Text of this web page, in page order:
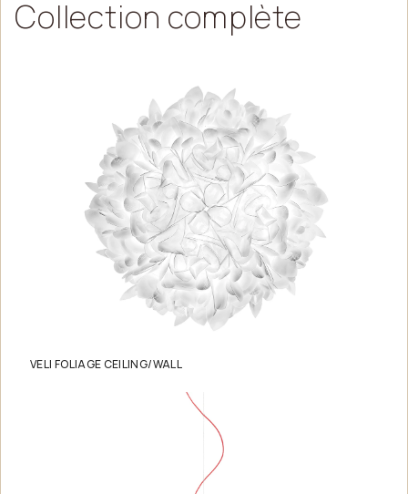
Collection complète
VELI FOLIAGE CEILING/WALL